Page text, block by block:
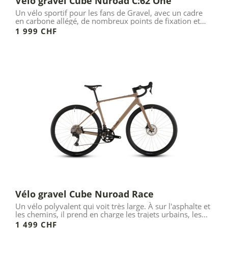
Un vélo sportif pour les fans de Gravel, avec un cadre
en carbone allégé, de nombreux points de fixation et
une...
1 999 CHF
Vélo gravel Cube Nuroad Race
Un vélo polyvalent qui voit très large. À sur l'asphalte et
les chemins, il prend en charge les trajets urbains, les...
1 499 CHF